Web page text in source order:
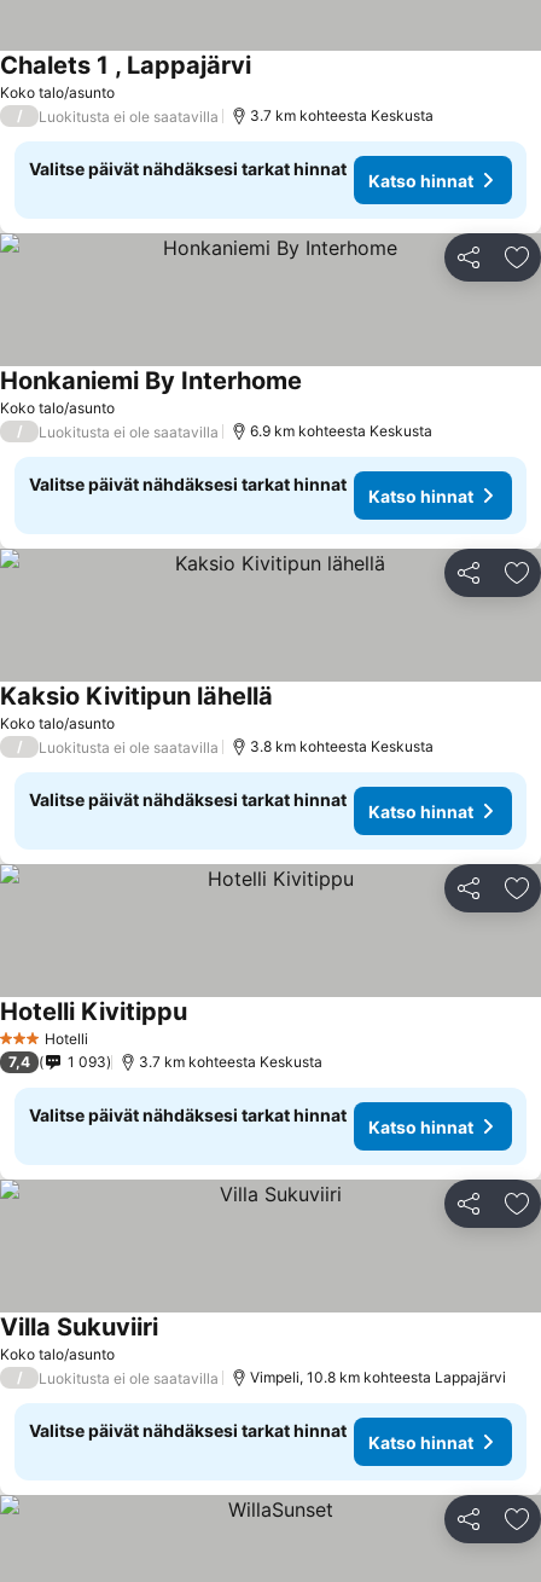
Koko talo/asunto
Chalets 1 , Lappajärvi
/ Luokitusta ei ole saatavilla 3.7 km kohteesta Keskusta
Valitse päivät nähdäksesi tarkat hinnat
Katso hinnat
Jaa
Koko talo/asunto
Honkaniemi By Interhome
/ Luokitusta ei ole saatavilla 6.9 km kohteesta Keskusta
Valitse päivät nähdäksesi tarkat hinnat
Katso hinnat
Jaa
Koko talo/asunto
Kaksio Kivitipun lähellä
/ Luokitusta ei ole saatavilla 3.8 km kohteesta Keskusta
Valitse päivät nähdäksesi tarkat hinnat
Katso hinnat
Jaa
3 Tähtiluokitus
Hotelli
Hotelli Kivitippu
7,4 1 093 3.7 km kohteesta Keskusta
Valitse päivät nähdäksesi tarkat hinnat
Katso hinnat
Jaa
Koko talo/asunto
Villa Sukuviiri
/ Luokitusta ei ole saatavilla Vimpeli, 10.8 km kohteesta Lappajärvi
Valitse päivät nähdäksesi tarkat hinnat
Katso hinnat
Jaa